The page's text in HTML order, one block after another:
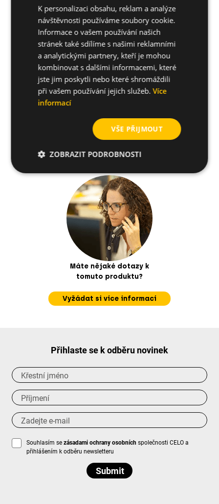
Aplikace
Další specifikace
Základní materiály
Související produkty
Máte nějaké dotazy k
tomuto produktu?
Vyžádat si více informací
Přihlaste se k odběru novinek
Souhlasím se zásadami ochrany osobních společnosti CELO a
přihlášením k odběru newsletteru
K personalizaci obsahu, reklam a analýze
návštěvnosti používáme soubory cookie.
Informace o vašem používání našich
stránek také sdílíme s našimi reklamními
a analytickými partnery, kteří je mohou
kombinovat s dalšími informacemi, které
jste jim poskytli nebo které shromáždili
při vašem používání jejich služeb.Více
informací
VŠE PŘIJMOUT
ZOBRAZIT PODROBNOSTI